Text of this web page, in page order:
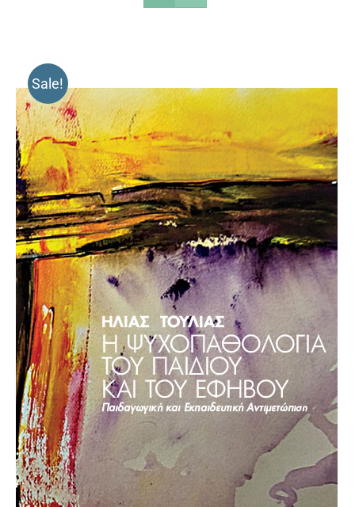
Sale!